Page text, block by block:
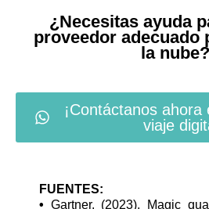
¿Necesitas ayuda
proveedor adecuado
la nube?
¡Contáctanos ahora
viaje
FUENTES:
• Gartner. (2023). Magic